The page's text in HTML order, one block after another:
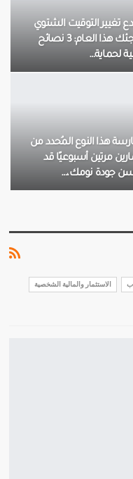
تغيير التوقيت الشتوي
يُفاجئك هذا العام: 3 نصائح
لحماية…
هذا النوع المُحدد من
مرتين أسبوعيًا قد
جودة نومك،…
الاستثمار والمالية الشخصية